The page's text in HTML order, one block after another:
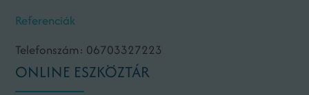
Referenciák
Telefonszám: 06703327223
ONLINE ESZKÖZTÁR